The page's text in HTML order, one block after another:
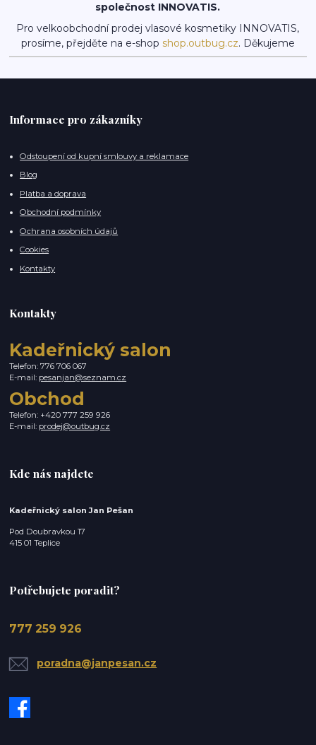
společnost INNOVATIS.
Pro velkoobchodní prodej vlasové kosmetiky INNOVATIS,
prosíme, přejděte na e-shop shop.outbug.cz. Děkujeme
Informace pro zákazníky
Odstoupení od kupní smlouvy a reklamace
Blog
Platba a doprava
Obchodní podmínky
Ochrana osobních údajů
Cookies
Kontakty
Kontakty
Kadeřnický salon
Telefon: 776 706 067
E-mail: pesanjan@seznam.cz
Obchod
Telefon: +420 777 259 926
E-mail: prodej@outbug.cz
Kde nás najdete
Kadeřnický salon Jan Pešan
Pod Doubravkou 17
415 01 Teplice
Potřebujete poradit?
777 259 926
poradna@janpesan.cz